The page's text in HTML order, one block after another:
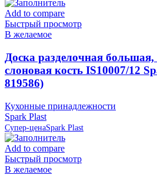
Add to compare
Быстрый просмотр
В желаемое
Доска разделочная
слоновая кость IS10007/12
819586)
Кухонные принадлежности
Spark Plast
Супер-ценаSpark Plast
Add to compare
Быстрый просмотр
В желаемое